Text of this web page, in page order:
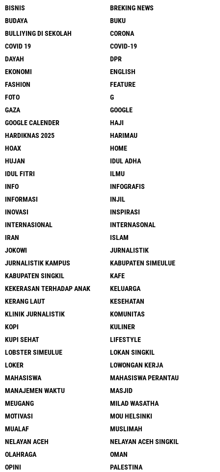
BISNIS
BREKING NEWS
BUDAYA
BUKU
BULLIYING DI SEKOLAH
CORONA
COVID 19
COVID-19
DAYAH
DPR
EKONOMI
ENGLISH
FASHION
FEATURE
FOTO
G
GAZA
GOOGLE
GOOGLE CALENDER
HAJI
HARDIKNAS 2025
HARIMAU
HOAX
HOME
HUJAN
IDUL ADHA
IDUL FITRI
ILMU
INFO
INFOGRAFIS
INFORMASI
INJIL
INOVASI
INSPIRASI
INTERNASIONAL
INTERNASONAL
IRAN
ISLAM
JOKOWI
JURNALISTIK
JURNALISTIK KAMPUS
KABUPATEN SIMEULUE
KABUPATEN SINGKIL
KAFE
KEKERASAN TERHADAP ANAK
KELUARGA
KERANG LAUT
KESEHATAN
KLINIK JURNALISTIK
KOMUNITAS
KOPI
KULINER
KUPI SEHAT
LIFESTYLE
LOBSTER SIMEULUE
LOKAN SINGKIL
LOKER
LOWONGAN KERJA
MAHASISWA
MAHASISWA PERANTAU
MANAJEMEN WAKTU
MASJID
MEUGANG
MILAD WASATHA
MOTIVASI
MOU HELSINKI
MUALAF
MUSLIMAH
NELAYAN ACEH
NELAYAN ACEH SINGKIL
OLAHRAGA
OMAN
OPINI
PALESTINA